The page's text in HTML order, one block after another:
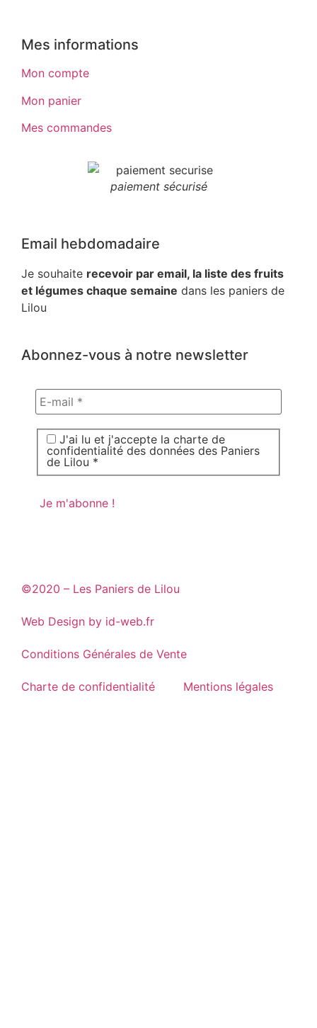
Mes informations
Mon compte
Mon panier
Mes commandes
paiement sécurisé
Email hebdomadaire
Je souhaite recevoir par email, la liste des fruits
et légumes chaque semaine dans les paniers de
Lilou
Abonnez-vous à notre newsletter
J'ai lu et j'accepte la charte de
confidentialité des données des Paniers
de Lilou *
©2020 – Les Paniers de Lilou
Web Design by id-web.fr
Conditions Générales de Vente
Charte de confidentialité Mentions légales